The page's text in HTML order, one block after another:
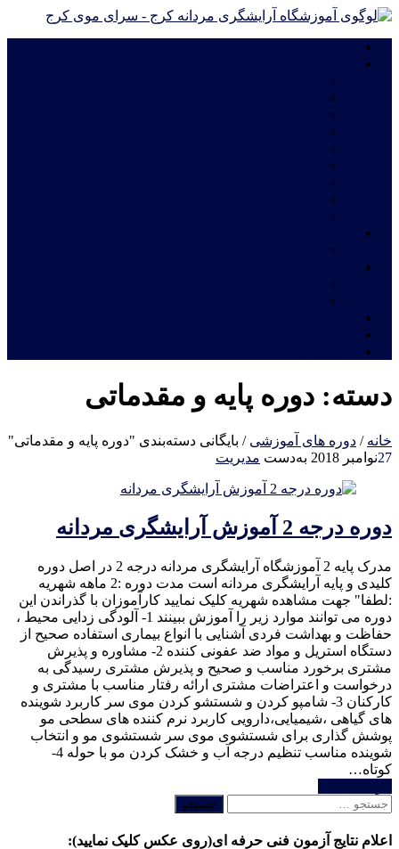
دسته: دوره پایه و مقدماتی
خانه / دوره های آموزشی / بایگانی دسته‌بندی "دوره پایه و مقدماتی"
27نوامبر 2018 به‌دست مدیریت
دوره درجه 2 آموزش آرایشگری مردانه
مدرک پایه 2 آموزشگاه آرایشگری مردانه درجه 2 در اصل دوره
کلیدی و پایه آرایشگری مردانه است مدت دوره :2 ماهه شهریه
:لطفا" جهت مشاهده شهریه کلیک نمایید کارآموزان با گذراندن این
دوره می توانند موارد زیر را آموزش ببینند 1- آلودگی زدایی محیط ،
حفاظت و بهداشت فردی آشنایی با انواع بیماری استفاده صحیح از
دستگاه استریل و مواد ضد عفونی کننده 2- مشاوره و پذیرش
مشتری برخورد مناسب و صحیح و پذیرش مشتری رسیدگی به
درخواست و اعتراضات مشتری ارائه رفتار مناسب با مشتری و
کارکنان 3- شامپو کردن و شستشو کردن موی سر کاربرد شوینده
های گیاهی ،شیمیایی،دارویی کاربرد نرم کننده های سطحی مو
پوشش گذاری برای شستشوی موی سر شستشوی مو و انتخاب
شوینده مناسب تنظیم درجه آب و خشک کردن مو با حوله 4-
کوتاه…
جستجو
اعلام نتایج آزمون فنی حرفه ای(روی عکس کلیک نمایید):